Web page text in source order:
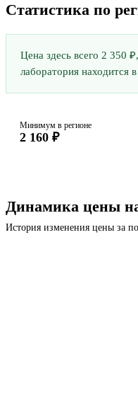
Статистика по
Цена здесь всего 2 350
лаборатория находится
Минимум в регионе
2 160 ₽
Динамика цены
История изменения цены за